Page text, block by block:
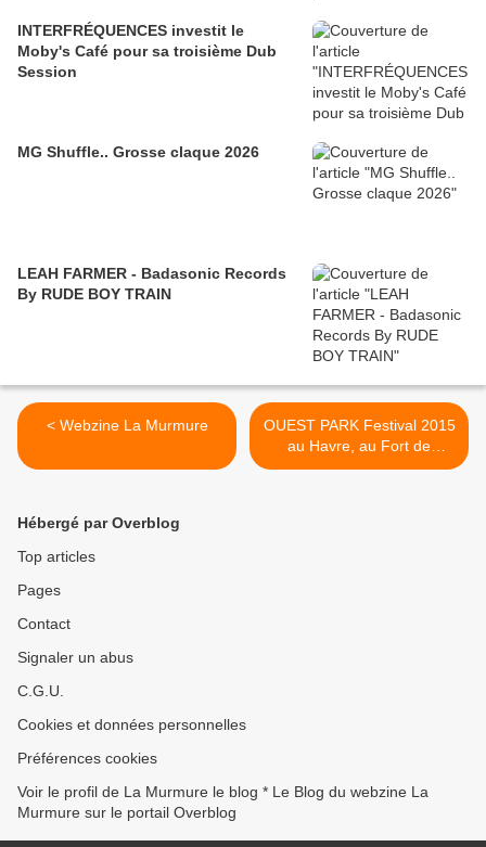
INTERFRÉQUENCES investit le
Moby's Café pour sa troisième Dub
Session
MG Shuffle.. Grosse claque 2026
LEAH FARMER - Badasonic Records
By RUDE BOY TRAIN
< Webzine La Murmure
OUEST PARK Festival 2015
au Havre, au Fort de
Tourneville du 16 au 18
Hébergé par Overblog
Top articles
Pages
Contact
Signaler un abus
C.G.U.
Cookies et données personnelles
Préférences cookies
Voir le profil de La Murmure le blog * Le Blog du webzine La
Murmure sur le portail Overblog